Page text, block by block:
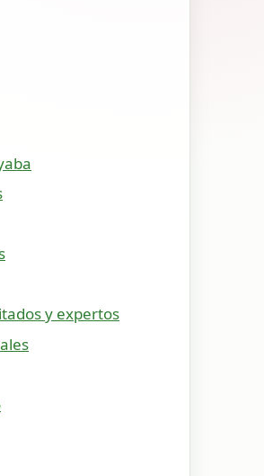
y expertos